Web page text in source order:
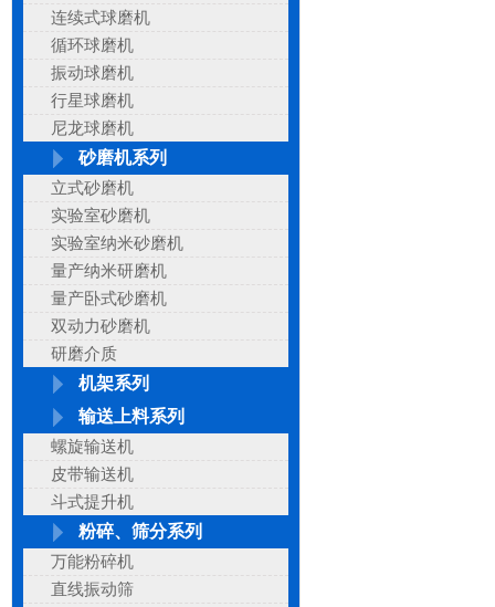
连续式球磨机
循环球磨机
振动球磨机
行星球磨机
尼龙球磨机
砂磨机系列
立式砂磨机
实验室砂磨机
实验室纳米砂磨机
量产纳米研磨机
量产卧式砂磨机
双动力砂磨机
研磨介质
机架系列
输送上料系列
螺旋输送机
皮带输送机
斗式提升机
粉碎、筛分系列
万能粉碎机
直线振动筛